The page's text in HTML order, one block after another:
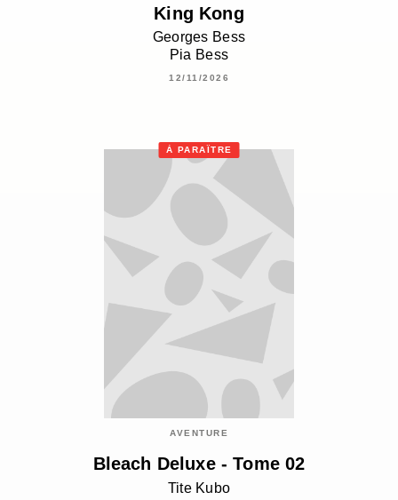
King Kong
Georges Bess
Pia Bess
12/11/2026
À PARAÎTRE
AVENTURE
Bleach Deluxe - Tome 02
Tite Kubo